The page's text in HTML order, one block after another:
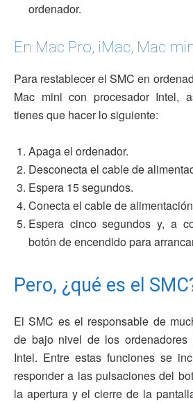
ordenador.
En Mac Pro, iMac, Mac
Para restablecer el SMC en
Mac mini con procesador Intel,
tienes que hacer lo siguiente:
Apaga el ordenador.
Desconecta el cable de
Espera 15 segundos.
Conecta el cable de
Espera cinco segundos y, a
botón de encendido para
Pero, ¿qué es el
El SMC es el responsable de
de bajo nivel de los ordenadores
Intel. Entre estas funciones se
responder a las pulsaciones del
la apertura y el cierre de la